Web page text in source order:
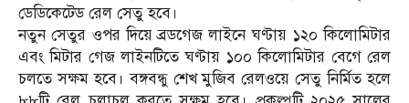
ডেডিকেটেড রেল সেতু হবে।
নতুন সেতুর ওপর দিয়ে ব্রডগেজ লাইনে ঘণ্টায় ১২০ কিলোমিটার
এবং মিটার গেজ লাইনটিতে ঘণ্টায় ১০০ কিলোমিটার বেগে রেল
চলতে সক্ষম হবে। বঙ্গবন্ধু শেখ মুজিব রেলওয়ে সেতু নির্মিত হলে